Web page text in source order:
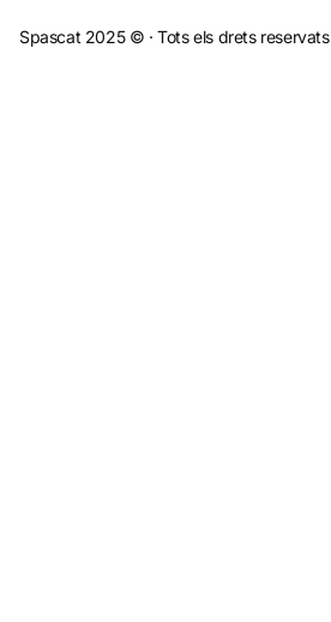
Spascat 2025 © · Tots els drets reservats